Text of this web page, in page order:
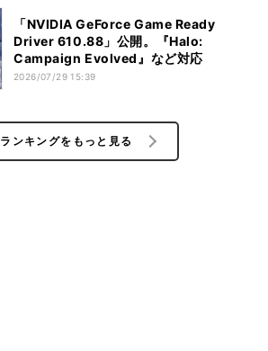
「NVIDIA GeForce Game Ready
Driver 610.88」公開。『Halo:
Campaign Evolved』など対応
2026/07/29 15:39
ランキングをもっと見る